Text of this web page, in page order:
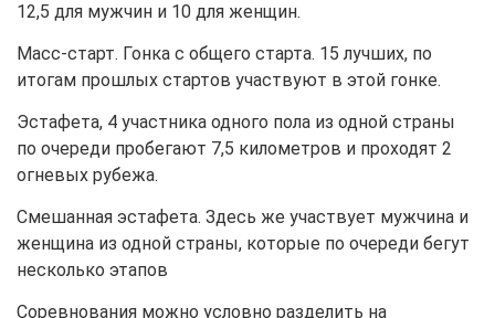
12,5 для мужчин и 10 для женщин.
Масс-старт. Гонка с общего старта. 15 лучших, по
итогам прошлых стартов участвуют в этой гонке.
Эстафета, 4 участника одного пола из одной страны
по очереди пробегают 7,5 километров и проходят 2
огневых рубежа.
Смешанная эстафета. Здесь же участвует мужчина и
женщина из одной страны, которые по очереди бегут
несколько этапов
Соревнования можно условно разделить на